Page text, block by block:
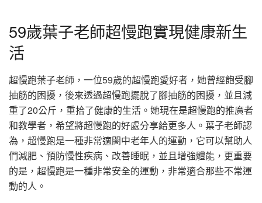
59歲葉子老師超慢跑實現健康新生
活
超慢跑葉子老師，一位59歲的超慢跑愛好者，她曾經飽受腳
抽筋的困擾，後來透過超慢跑擺脫了腳抽筋的困擾，並且減
重了20公斤，重拾了健康的生活。她現在是超慢跑的推廣者
和教學者，希望將超慢跑的好處分享給更多人。葉子老師認
為，超慢跑是一種非常適閤中老年人的運動，它可以幫助人
們減肥、預防慢性疾病、改善睡眠，並且增強體能，更重要
的是，超慢跑是一種非常安全的運動，非常適合那些不常運
動的人。